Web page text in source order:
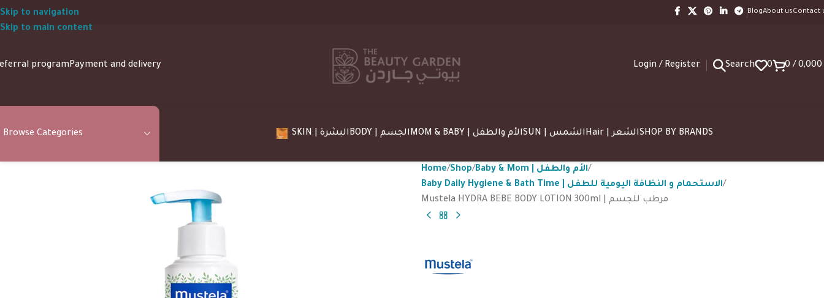
Skip to navigation
Skip to main content
BlogAbout usContact
programPayment and delivery Login / Register Search 0 0/ 0,000
Browse Categories SKIN | البشرة BODY | الجسم MOM & BABY | الأم والطفل SUN | الشمس Hair | الشعرSHOP BY BRANDS
Home Shop
Baby & Mom | الأم والطفل
Baby Daily Hygiene & Bath Time | الاستحمام و النظافة اليومية للطفل
Mustela HYDRA BEBE BODY LOTION 300ml | مرطب للجسم